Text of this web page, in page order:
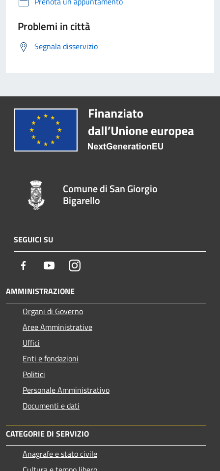
Problemi in città
Segnala disservizio
Comune di San Giorgio
Bigarello
SEGUICI SU
Facebook YoutubeInstagram
AMMINISTRAZIONE
Organi di Governo
Aree Amministrative
Uffici
Enti e fondazioni
Politici
Personale Amministrativo
Documenti e dati
CATEGORIE DI SERVIZIO
Anagrafe e stato civile